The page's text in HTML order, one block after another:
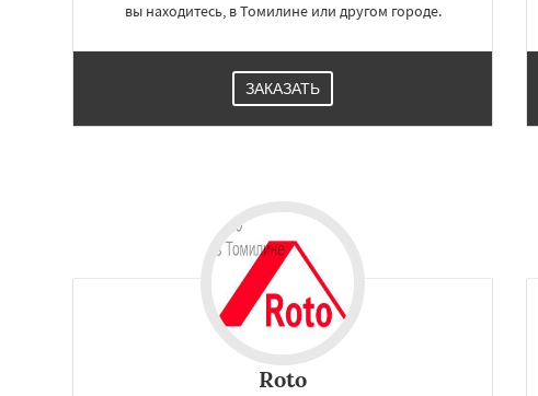
вы находитесь, в Томилине или другом городе.
ЗАКАЗАТЬ
Roto